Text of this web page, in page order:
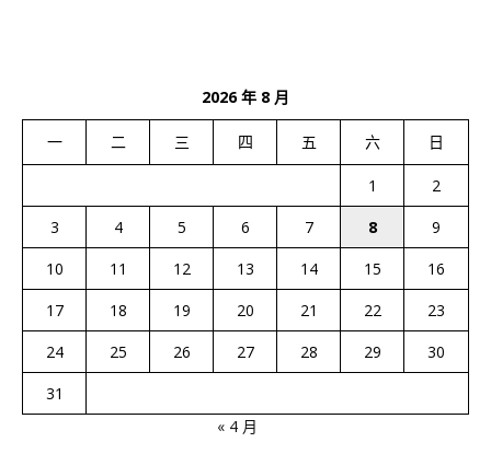
2026 年 8 月
一 二 三 四 五 六 日
1
2
3
4 5 6 7 8
9
10
11 12 13 14 15
16
17
18 19 20 21 22
23
24
25 26 27 28 29
30
31
« 4 月